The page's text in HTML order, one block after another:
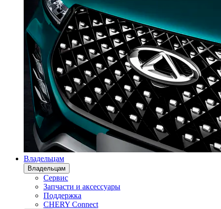
Владельцам
Владельцам
Сервис
Запчасти и аксессуары
Поддержка
CHERY Connect